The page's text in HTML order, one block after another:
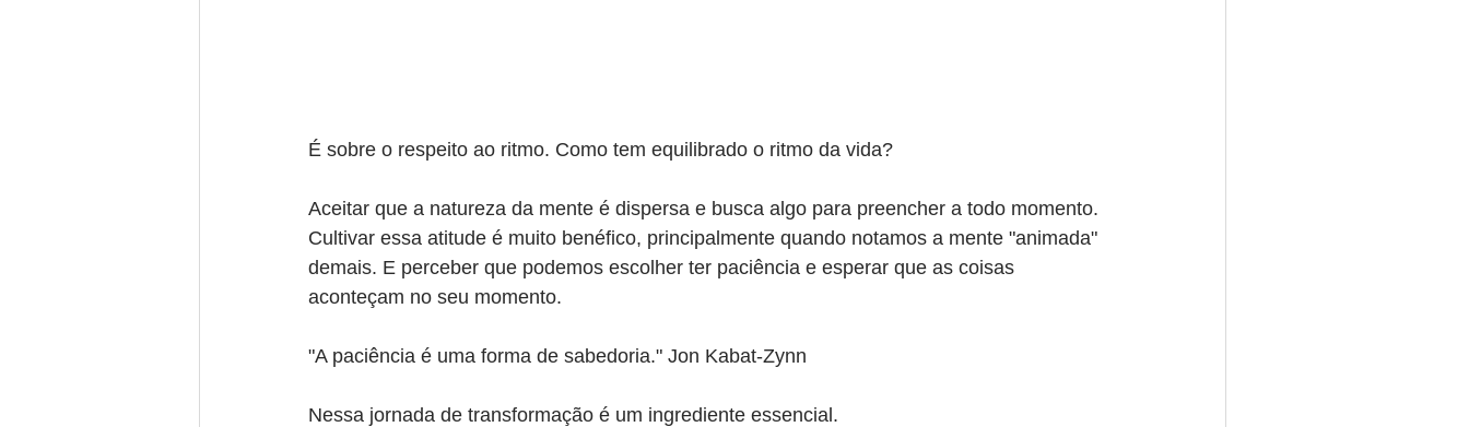
É sobre o respeito ao ritmo. Como tem equilibrado o ritmo da vida?
Aceitar que a natureza da mente é dispersa e busca algo para preencher a todo momento.
Cultivar essa atitude é muito benéfico, principalmente quando notamos a mente "animada"
demais. E perceber que podemos escolher ter paciência e esperar que as coisas
aconteçam no seu momento.
"A paciência é uma forma de sabedoria." Jon Kabat-Zynn
Nessa jornada de transformação é um ingrediente essencial.